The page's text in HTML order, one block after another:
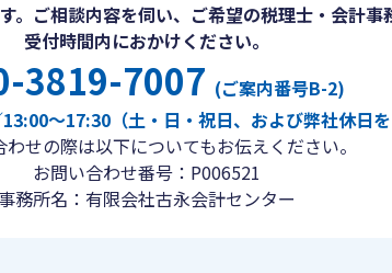
。ご相談内容を伺い、ご希望の税理士・会計事
受付時間内におかけください。
3819-7007 (ご案内番号B-2)
〜17:30（土・日・祝日、および弊社休日
わせの際は以下についてもお伝えください。
お問い合わせ番号：P006521
事務所名：有限会社古永会計センター